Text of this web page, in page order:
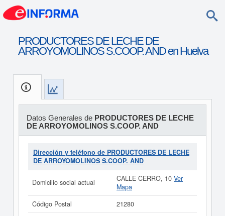
PRODUCTORES DE LECHE DE
ARROYOMOLINOS S.COOP. AND en Huelva
Datos Generales de PRODUCTORES DE LECHE
DE ARROYOMOLINOS S.COOP. AND
Dirección y teléfono de PRODUCTORES DE LECHE
DE ARROYOMOLINOS S.COOP. AND
Domicilio social actual CALLE CERRO, 10 Ver
Mapa
Código Postal
21280